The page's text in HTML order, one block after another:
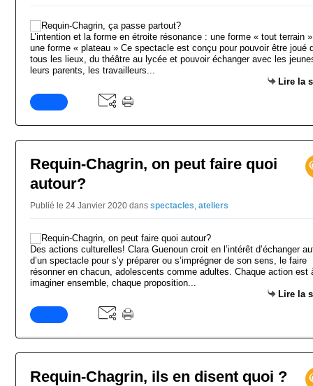
L’intention et la forme en étroite résonance : une forme « tout terrain
une forme « plateau » Ce spectacle est conçu pour pouvoir être joué
tous les lieux, du théâtre au lycée et pouvoir échanger avec les
leurs parents, les travailleurs...
Lire la
Requin-Chagrin, on peut faire quoi
autour?
Publié le 24 Janvier 2020 dans spectacles, ateliers
Des actions culturelles! Clara Guenoun croit en l’intérêt d’échanger
d’un spectacle pour s’y préparer ou s’imprégner de son sens, le faire
résonner en chacun, adolescents comme adultes. Chaque action est
imaginer ensemble, chaque proposition...
Lire la
Requin-Chagrin, ils en disent quoi ?